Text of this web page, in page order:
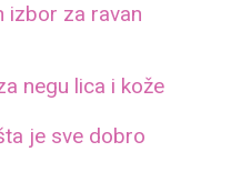
izbor za ravan
negu lica i kože
je sve dobro